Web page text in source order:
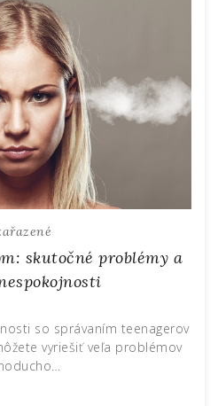
skutočné problémy a
so správaním teenagerov
vyriešiť veľa problémov